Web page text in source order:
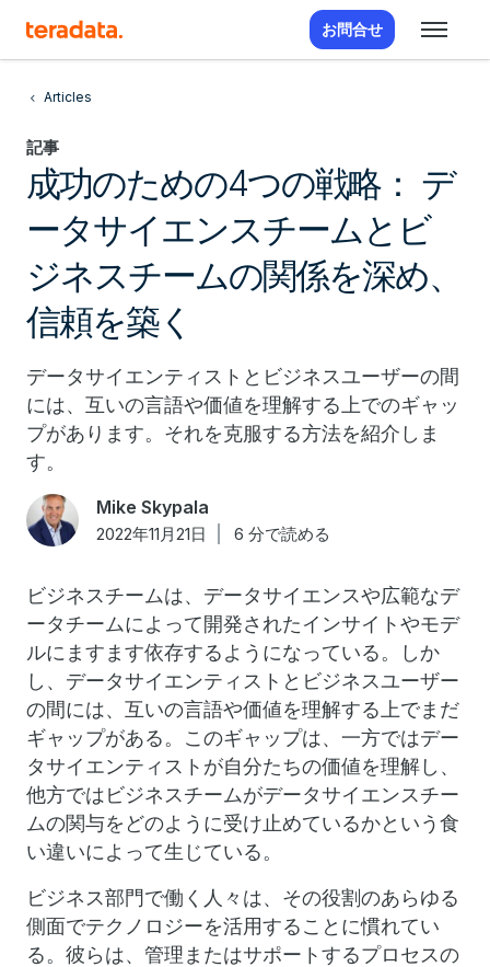
お問合せ
Articles
記事
成功のための4つの戦略： デ
ータサイエンスチームとビ
ジネスチームの関係を深め、
信頼を築く
データサイエンティストとビジネスユーザーの間
には、互いの言語や価値を理解する上でのギャッ
プがあります。それを克服する方法を紹介しま
す。
Mike Skypala
2022年11月21日 6 分で読める
ビジネスチームは、データサイエンスや広範なデ
ータチームによって開発されたインサイトやモデ
ルにますます依存するようになっている。しか
し、データサイエンティストとビジネスユーザー
の間には、互いの言語や価値を理解する上でまだ
ギャップがある。このギャップは、一方ではデー
タサイエンティストが自分たちの価値を理解し、
他方ではビジネスチームがデータサイエンスチー
ムの関与をどのように受け止めているかという食
い違いによって生じている。
ビジネス部門で働く人々は、その役割のあらゆる
側面でテクノロジーを活用することに慣れてい
る。彼らは、管理またはサポートするプロセスの